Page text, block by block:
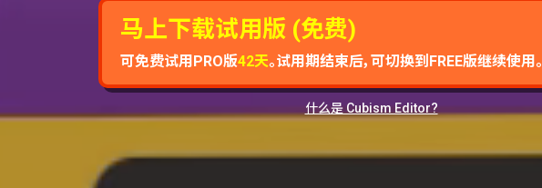
马上下载试用版 (免费)
可免费试用PRO版42天。试用期结束后，可切换到FREE版继续使用。
什么是 Cubism Editor?